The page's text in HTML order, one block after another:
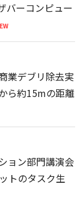
バーコンピュー
業デブリ除去実
ら約15mの距離
ョン部門講演会
トのタスク生